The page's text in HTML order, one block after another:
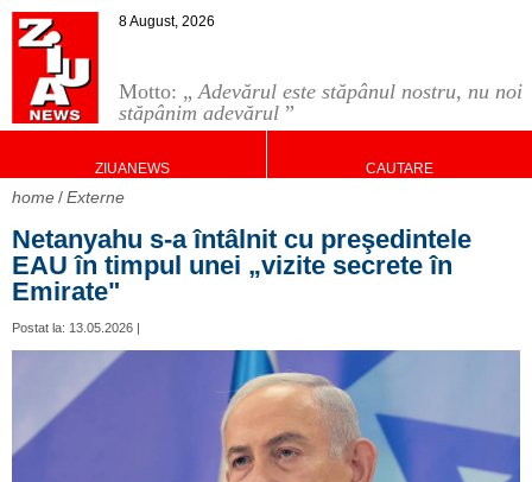
Motto: „Adevărul este stăpânul nostru, nu noi
stăpânim adevărul ”
8 August, 2026
ZIUANEWS CAUTARE
home Externe
Netanyahu s-a întâlnit cu preşedintele
EAU în timpul unei „vizite secrete în
Emirate"
Postat la: 13.05.2026 |